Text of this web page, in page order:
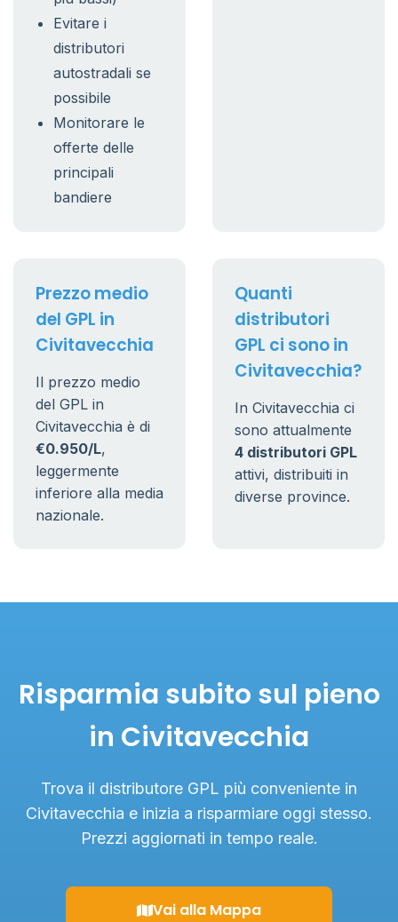
Evitare i
distributori
autostradali se
possibile
Monitorare le
offerte delle
principali
bandiere
Prezzo medio
del GPL in
Civitavecchia
Il prezzo medio
del GPL in
Civitavecchia è di
€0.950/L,
leggermente
inferiore alla media
nazionale.
Quanti
distributori
GPL ci sono in
Civitavecchia?
In Civitavecchia ci
sono attualmente
4 distributori GPL
attivi, distribuiti in
diverse province.
Risparmia subito sul pieno
in Civitavecchia
Trova il distributore GPL più conveniente in
Civitavecchia e inizia a risparmiare oggi stesso.
Prezzi aggiornati in tempo reale.
Vai alla Mappa